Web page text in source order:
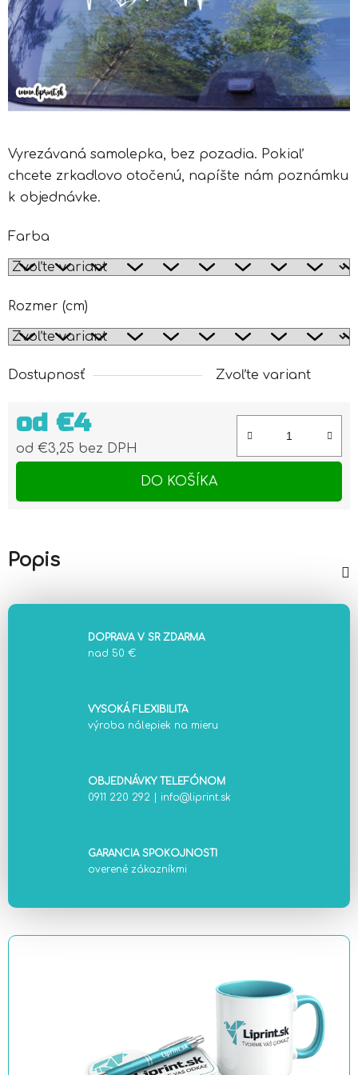
Vyrezávaná samolepka, bez pozadia. Pokiaľ
chcete zrkadlovo otočenú, napíšte nám poznámku
k objednávke.
Farba
Rozmer (cm)
Dostupnosť Zvoľte variant
od €4
od €3,25 bez DPH
DO KOŠÍKA
Popis
DOPRAVA V SR ZDARMA
nad 50 €
VYSOKÁ FLEXIBILITA
výroba nálepiek na mieru
OBJEDNÁVKY TELEFÓNOM
0911 220 292
info@liprint.sk
GARANCIA SPOKOJNOSTI
overené zákazníkmi